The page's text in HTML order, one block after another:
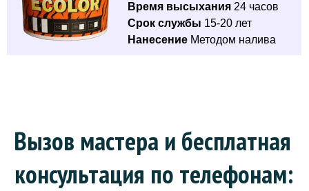
Время высыхания 24 часов
Срок службы 15-20 лет
Нанесение Методом налива
Вызов мастера и бесплатная
консультация по телефонам: